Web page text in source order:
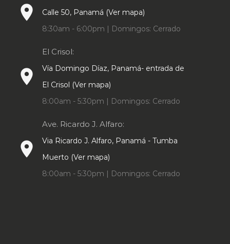
place
Calle 50, Panamá (Ver mapa)
8:30am - 6:00pm | Domingos: Cerrado
place
El Crisol:
Vía Domingo Díaz, Panamá- entrada de
El Crisol (Ver mapa)
8:00am - 5:30pm | Domingos: Cerrado
place
Ave. Ricardo J. Alfaro:
Via Ricardo J. Alfaro, Panamá - Tumba
Muerto (Ver mapa)
8:00am - 5:30pm | Domingos: Cerrado